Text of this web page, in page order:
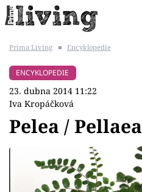
BYDLENÍ SLAVNÝCH
Bydlení
Prima Living ■ Encyklopedie
ENCYKLOPEDIE
23. dubna 2014 11:22
Iva Kropáčková
Pelea / Pellaea